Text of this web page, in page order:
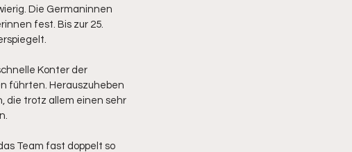
Die Germaninnen
fest. Bis zur 25.
Konter der
führten. Herauszuheben
die trotz allem einen sehr
Team fast doppelt so